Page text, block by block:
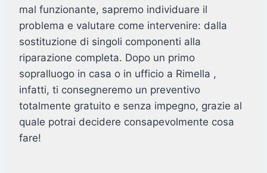
mal funzionante, sapremo individuare il
problema e valutare come intervenire: dalla
sostituzione di singoli componenti alla
riparazione completa. Dopo un primo
sopralluogo in casa o in ufficio a Rimella ,
infatti, ti consegneremo un preventivo
totalmente gratuito e senza impegno, grazie al
quale potrai decidere consapevolmente cosa
fare!